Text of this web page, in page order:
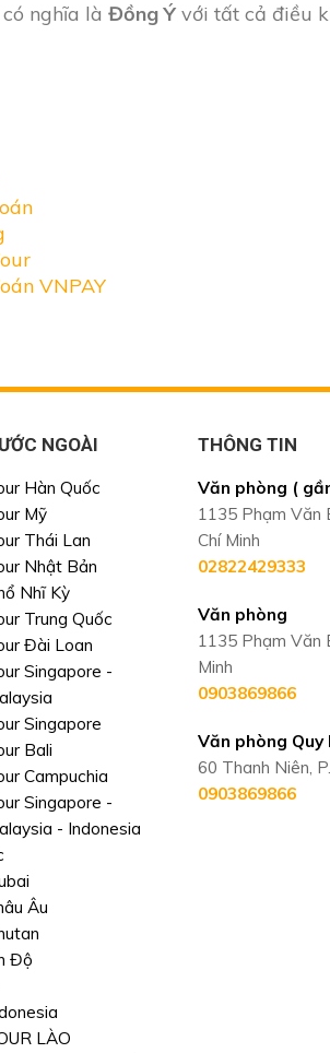
nghĩa là Đồng Ý với tất cả điều
VNPAY
NGOÀI
Hàn Quốc
Mỹ
Thái Lan
Nhật Bản
Nhĩ Kỳ
Trung Quốc
Đài Loan
Singapore -
Singapore
Bali
Campuchia
Singapore -
- Indonesia
Âu
Độ
LÀO
THÔNG TIN
Văn phòng (
1135 Phạm Văn
Chí Minh
02822429333
Văn phòng
1135 Phạm Văn
Minh
0903869866
Văn phòng Quy
60 Thanh Niên,
0903869866